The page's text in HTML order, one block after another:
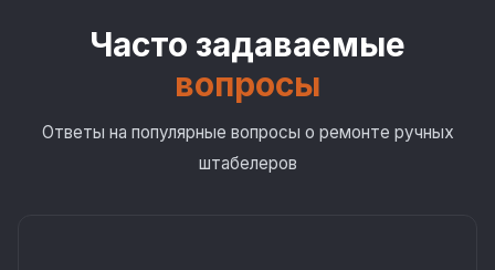
Часто задаваемые
вопросы
Ответы на популярные вопросы о ремонте ручных
штабелеров